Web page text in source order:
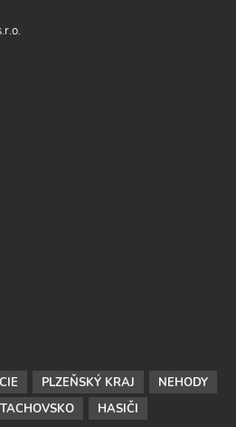
PLZEŇSKÝ KRAJ
NEHODY
TACHOVSKO
HASIČI